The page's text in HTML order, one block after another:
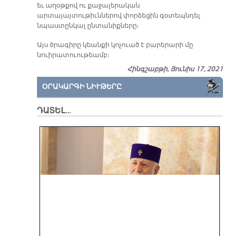
եւ աղօթքով ու քաջալերական
արտայայտութիւններով փորձեցին գօտեպնդել
նպաստընկալ ընտանիքները։
Այս ծրագիրը կեանքի կոչուած է բարերարի մը
նուիրատուութեամբ։
Հինգշաբթի, Յունիս 17, 2021
ՕՐԱԿԱՐԳԻ ՆԻՒԹԵՐԸ
ԴԱՏԵԼ…